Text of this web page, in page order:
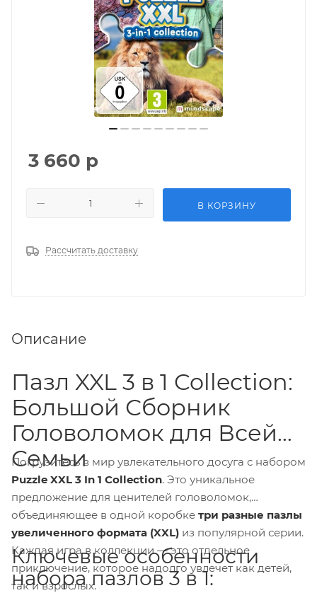
3 660 р
В КОРЗИНУ
Рассчитать доставку
Описание
Пазл XXL 3 в 1 Collection:
Большой Сборник
Головоломок для Всей
Семьи
Погрузитесь в мир увлекательного досуга с набором
Puzzle XXL 3 In 1 Collection. Это уникальное
предложение для ценителей головоломок,
объединяющее в одной коробке три разные пазлы
увеличенного формата (XXL) из популярной серии.
Каждая игра в коллекции — это отдельное
приключение, которое надолго увлечет как детей,
так и взрослых.
Ключевые особенности
набора пазлов 3 в 1: